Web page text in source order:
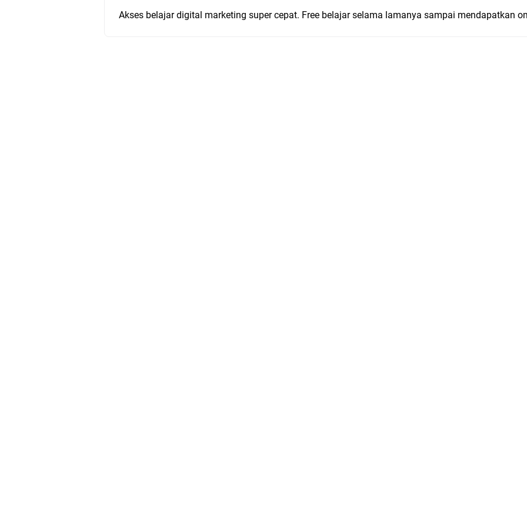
Akses belajar digital marketing super cepat. Free belajar selama lamanya sampai mendapatkan